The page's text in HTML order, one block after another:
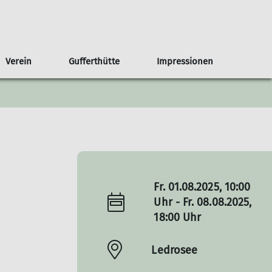
sonstige Veranstaltungen
Interne Klettertreffs
aus der Jugend Bildergalerie
Verein
Saalmiete (Mitglieder) Vereinsaktivitäten
Gufferthütte
der Gufferthütte
Impressionen
Jugend
Fr. 01.08.2025, 10:00
Uhr - Fr. 08.08.2025,
18:00 Uhr
Ledrosee